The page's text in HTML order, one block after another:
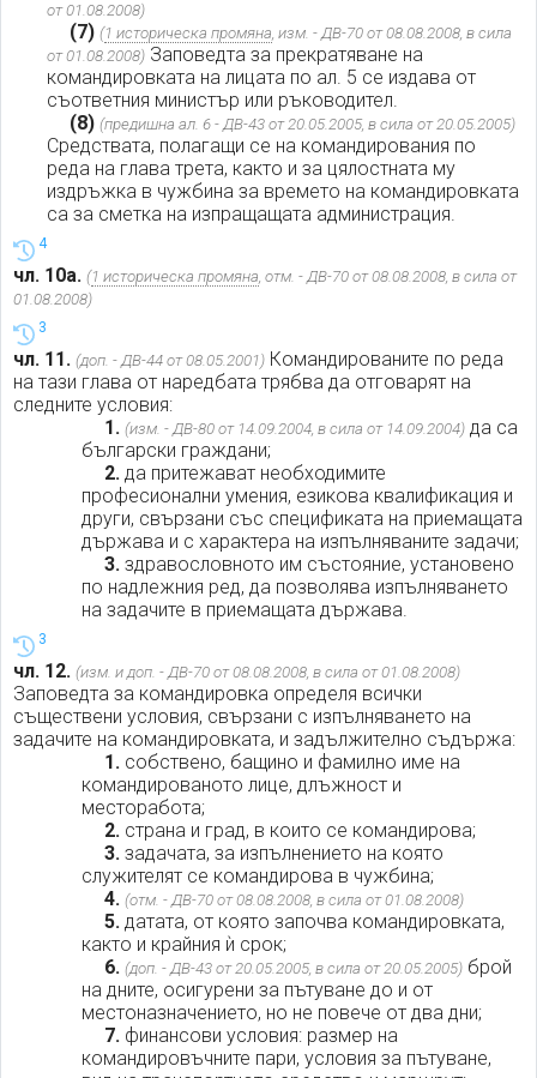
от 01.08.2008)
(7) (1 историческа промяна, изм. - ДВ-70 от 08.08.2008, в сила
от 01.08.2008) Заповедта за прекратяване на
командировката на лицата по ал. 5 се издава от
съответния министър или ръководител.
(8) (предишна ал. 6 - ДВ-43 от 20.05.2005, в сила от 20.05.2005)
Средствата, полагащи се на командирования по
реда на глава трета, както и за цялостната му
издръжка в чужбина за времето на командировката
са за сметка на изпращащата администрация.
4
чл. 10а. (1 историческа промяна, отм. - ДВ-70 от 08.08.2008, в сила от
01.08.2008)
3
чл. 11. (доп. - ДВ-44 от 08.05.2001) Командированите по реда
на тази глава от наредбата трябва да отговарят на
следните условия:
1. (изм. - ДВ-80 от 14.09.2004, в сила от 14.09.2004)да са
български граждани;
2.да притежават необходимите
професионални умения, езикова квалификация и
други, свързани със спецификата на приемащата
държава и с характера на изпълняваните задачи;
3.здравословното им състояние, установено
по надлежния ред, да позволява изпълняването
на задачите в приемащата държава.
3
чл. 12. (изм. и доп. - ДВ-70 от 08.08.2008, в сила от 01.08.2008)
Заповедта за командировка определя всички
съществени условия, свързани с изпълняването на
задачите на командировката, и задължително съдържа:
1.собствено, бащино и фамилно име на
командированото лице, длъжност и
месторабота;
2.страна и град, в които се командирова;
3.задачата, за изпълнението на която
служителят се командирова в чужбина;
4. (отм. - ДВ-70 от 08.08.2008, в сила от 01.08.2008)
5.датата, от която започва командировката,
както и крайния ѝ срок;
6. (доп. - ДВ-43 от 20.05.2005, в сила от 20.05.2005)брой
на дните, осигурени за пътуване до и от
местоназначението, но не повече от два дни;
7.финансови условия: размер на
командировъчните пари, условия за пътуване,